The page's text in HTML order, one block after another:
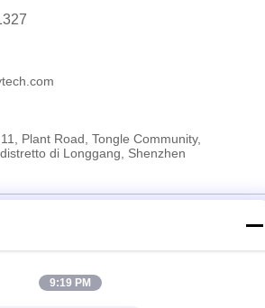
Plant Road, Tongle Community,
di Longgang, Shenzhen
Sistema anti drone Fornitore. 2024-
riservati.
9:19 PM